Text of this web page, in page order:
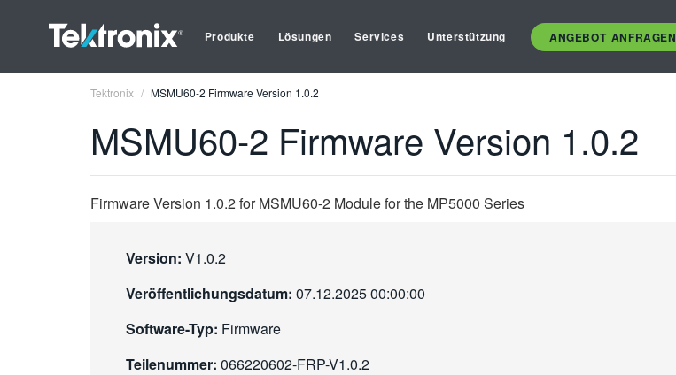
Produkte Lösungen Services Unterstützung ANGEBOT ANFRAGEN
Tektronix MSMU60-2 Firmware Version 1.0.2
MSMU60-2 Firmware Version 1.0.2
Firmware Version 1.0.2 for MSMU60-2 Module for the MP5000 Series
Version: V1.0.2
Veröffentlichungsdatum: 07.12.2025 00:00:00
Software-Typ: Firmware
Teilenummer: 066220602-FRP-V1.0.2